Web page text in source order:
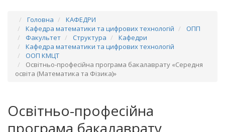
Головна
КАФЕДРИ
Кафедра математики та цифрових технологій
ОПП
Факультет
Структура
Кафедри
Кафедра математики та цифрових технологій
ООП КМЦТ
Освітньо-професійна програма бакалаврату «Середня
освіта (Математика та Фізика)»
Освітньо-професійна
програма бакалаврату